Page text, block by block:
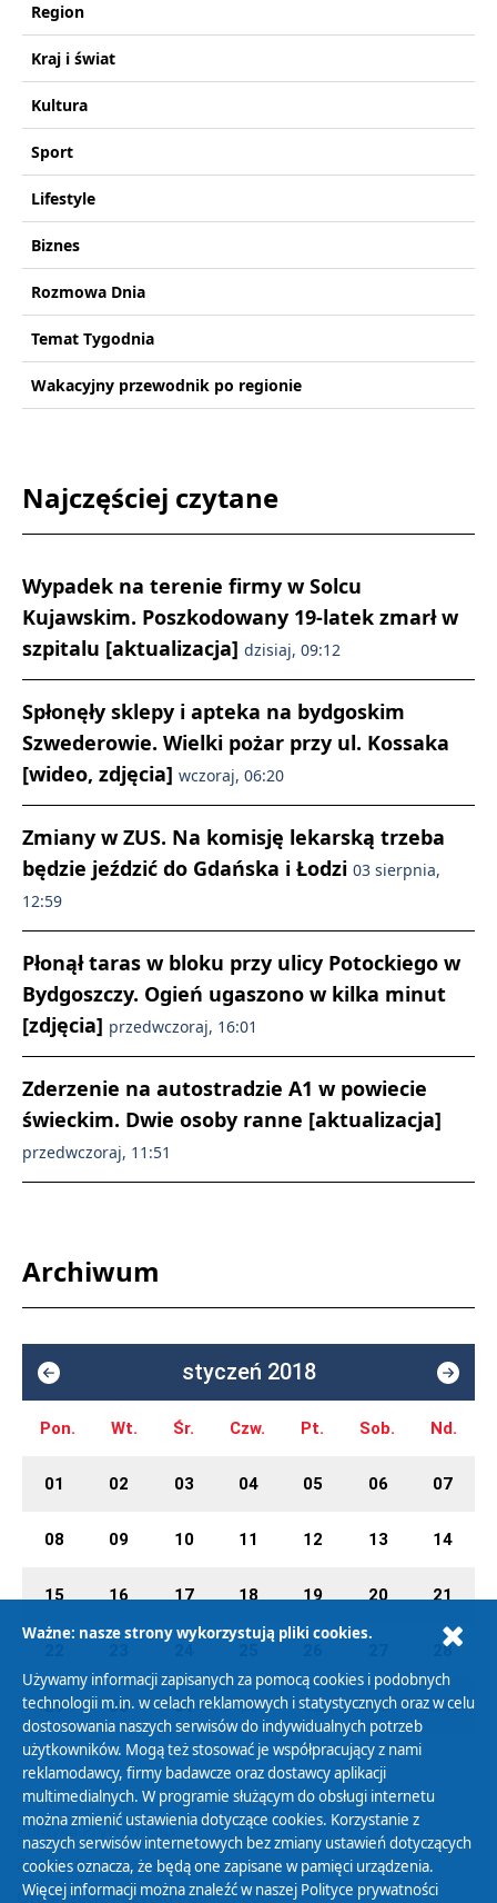
Region
Kraj i świat
Kultura
Sport
Lifestyle
Biznes
Rozmowa Dnia
Temat Tygodnia
Wakacyjny przewodnik po regionie
Najczęściej czytane
Wypadek na terenie firmy w Solcu
Kujawskim. Poszkodowany 19-latek zmarł w
szpitalu [aktualizacja] dzisiaj, 09:12
Spłonęły sklepy i apteka na bydgoskim
Szwederowie. Wielki pożar przy ul. Kossaka
[wideo, zdjęcia] wczoraj, 06:20
Zmiany w ZUS. Na komisję lekarską trzeba
będzie jeździć do Gdańska i Łodzi 03 sierpnia,
12:59
Płonął taras w bloku przy ulicy Potockiego w
Bydgoszczy. Ogień ugaszono w kilka minut
[zdjęcia] przedwczoraj, 16:01
Zderzenie na autostradzie A1 w powiecie
świeckim. Dwie osoby ranne [aktualizacja]
przedwczoraj, 11:51
Archiwum
styczeń 2018
Pon. Wt. Śr. Czw. Pt. Sob. Nd.
01 02 03 04 05 06 07
08 09 10 11 12 13 14
15 16 17 18 19 20 21
28
29 30 31 01 02 03 04
Polityka Prywatności
Zasady korzystania z Serwisu
Organizacje Pożytku Publicznego
Ważne: nasze strony wykorzystują pliki cookies.
Używamy informacji zapisanych za pomocą cookies i podobnych
technologii m.in. w celach reklamowych i statystycznych oraz w celu
dostosowania naszych serwisów do indywidualnych potrzeb
użytkowników. Mogą też stosować je współpracujący z nami
reklamodawcy, firmy badawcze oraz dostawcy aplikacji
multimedialnych. W programie służącym do obsługi internetu
można zmienić ustawienia dotyczące cookies. Korzystanie z
naszych serwisów internetowych bez zmiany ustawień dotyczących
cookies oznacza, że będą one zapisane w pamięci urządzenia.
Więcej informacji można znaleźć w naszej Polityce prywatności